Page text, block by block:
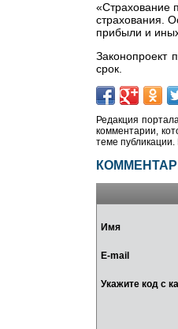
«Страхование
страхования.
прибыли и
Законопроект
срок.
Редакция
комментарии,
теме
Имя
E-mail
Укажите код с